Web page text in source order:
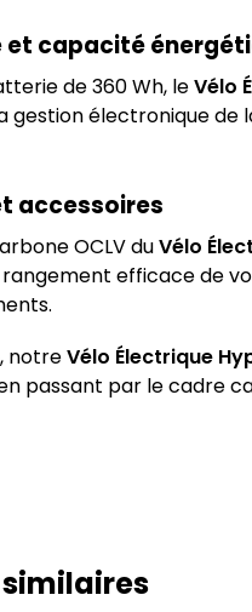
et capacité
de 360 Wh, leVélo
gestion électronique
accessoires
OCLV duVélo
efficace de
notreVélo Électrique
passant par le cadre